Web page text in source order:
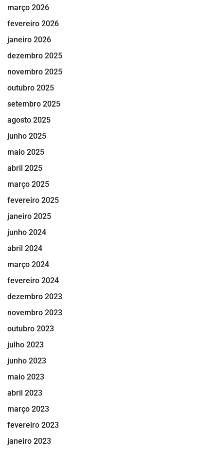
março 2026
fevereiro 2026
janeiro 2026
dezembro 2025
novembro 2025
outubro 2025
setembro 2025
agosto 2025
junho 2025
maio 2025
abril 2025
março 2025
fevereiro 2025
janeiro 2025
junho 2024
abril 2024
março 2024
fevereiro 2024
dezembro 2023
novembro 2023
outubro 2023
julho 2023
junho 2023
maio 2023
abril 2023
março 2023
fevereiro 2023
janeiro 2023